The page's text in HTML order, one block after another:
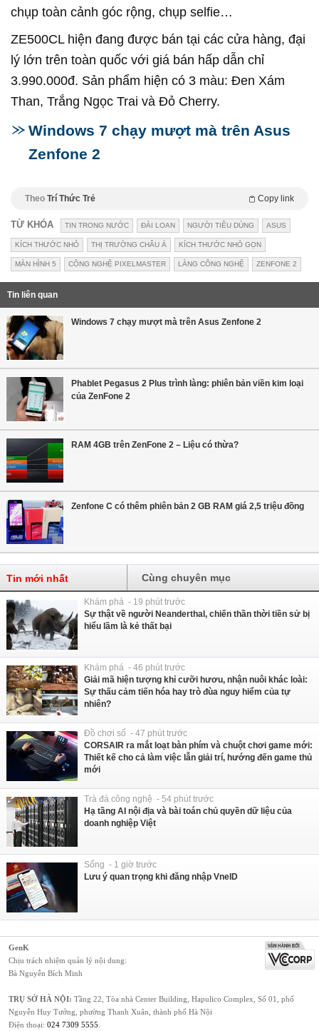
chụp toàn cảnh góc rộng, chụp selfie…
ZE500CL hiện đang được bán tại các cửa hàng, đại
lý lớn trên toàn quốc với giá bán hấp dẫn chỉ
3.990.000đ. Sản phẩm hiện có 3 màu: Đen Xám
Than, Trắng Ngọc Trai và Đỏ Cherry.
Windows 7 chạy mượt mà trên Asus
Zenfone 2
Theo Trí Thức Trẻ Copy link
TỪ KHÓA TIN TRONG NƯỚC ĐÀI LOAN NGƯỜI TIÊU DÙNG ASUS
KÍCH THƯỚC NHỎ THỊ TRƯỜNG CHÂU Á KÍCH THƯỚC NHỎ GỌN
MÀN HÌNH 5 CÔNG NGHỆ PIXELMASTER LÀNG CÔNG NGHỆ ZENFONE 2
Tin liên quan
Windows 7 chạy mượt mà trên Asus Zenfone 2
Phablet Pegasus 2 Plus trình làng: phiên bản viền kim loại
của ZenFone 2
RAM 4GB trên ZenFone 2 – Liệu có thừa?
Zenfone C có thêm phiên bản 2 GB RAM giá 2,5 triệu đồng
Tin mới nhất Cùng chuyên mục
Khám phá - 19 phút trước
Sự thật về người Neanderthal, chiến thần thời tiền sử bị
hiểu lầm là kẻ thất bại
Khám phá - 46 phút trước
Giải mã hiện tượng khỉ cưỡi hươu, nhận nuôi khác loài:
Sự thấu cảm tiến hóa hay trò đùa nguy hiểm của tự
nhiên?
Đồ chơi số - 47 phút trước
CORSAIR ra mắt loạt bàn phím và chuột chơi game mới:
Thiết kế cho cả làm việc lẫn giải trí, hướng đến game thủ
mới
Trà đá công nghệ - 54 phút trước
Hạ tầng AI nội địa và bài toán chủ quyền dữ liệu của
doanh nghiệp Việt
Sống - 1 giờ trước
Lưu ý quan trọng khi đăng nhập VneID
GenK
Chịu trách nhiệm quản lý nội dung:
Bà Nguyễn Bích Minh
TRỤ SỞ HÀ NỘI: Tầng 22, Tòa nhà Center Building, Hapulico Complex, Số 01, phố
Nguyễn Huy Tưởng, phường Thanh Xuân, thành phố Hà Nội
Điện thoại: 024 7309 5555